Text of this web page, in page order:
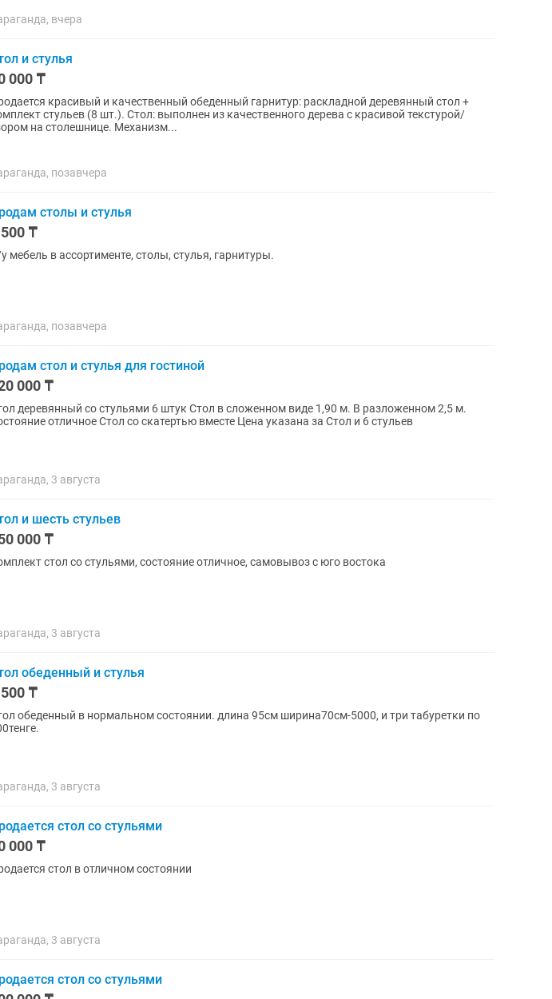
вчера
и стулья
000 ₸
красивый и качественный обеденный гарнитур: раскладной деревянный стол +
стульев (8 шт.). Стол: выполнен из качественного дерева с красивой текстурой/
на столешнице. Механизм...
позавчера
столы и стулья
₸
мебель в ассортименте, столы, стулья, гарнитуры.
позавчера
стол и стулья для гостиной
000 ₸
со стульями 6 штук Стол в сложенном виде 1,90 м. В разложенном 2,5 м.
Состояние отличное Стол со скатертью вместе Цена указана за Стол и 6 стульев
3 августа
и шесть стульев
000 ₸
стол со стульями, состояние отличное, самовывоз с юго востока
3 августа
обеденный и стулья
₸
обеденный в нормальном состоянии. длина 95см ширина70см-5000, и три табуретки по
3 августа
стол со стульями
000 ₸
стол в отличном состоянии
3 августа
стол со стульями